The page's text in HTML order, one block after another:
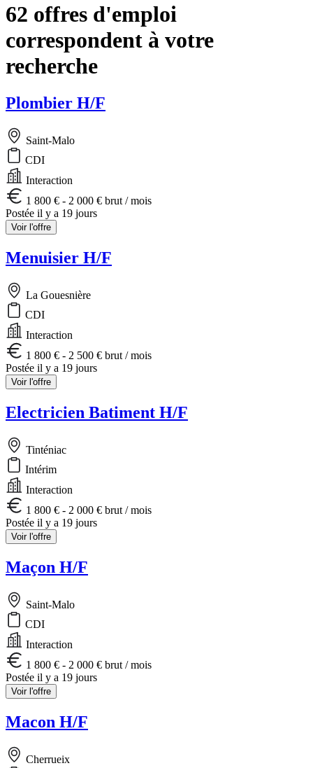
62 offres d'emploi
correspondent à votre
recherche
Plombier H/F
Saint-Malo
CDI
Interaction
1 800 € - 2 000 € brut / mois
Postée il y a 19 jours
Voir l'offre
Menuisier H/F
La Gouesnière
CDI
Interaction
1 800 € - 2 500 € brut / mois
Postée il y a 19 jours
Voir l'offre
Electricien Batiment H/F
Tinténiac
Intérim
Interaction
1 800 € - 2 000 € brut / mois
Postée il y a 19 jours
Voir l'offre
Maçon H/F
Saint-Malo
CDI
Interaction
1 800 € - 2 000 € brut / mois
Postée il y a 19 jours
Voir l'offre
Macon H/F
Cherrueix